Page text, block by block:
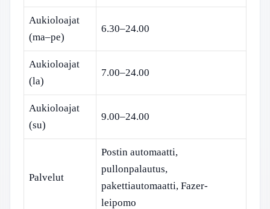
Aukioloajat
(ma–pe)
6.30–24.00
Aukioloajat
(la)
7.00–24.00
Aukioloajat
(su)
9.00–24.00
Palvelut
Postin automaatti,
pullonpalautus,
pakettiautomaatti, Fazer-
leipomo